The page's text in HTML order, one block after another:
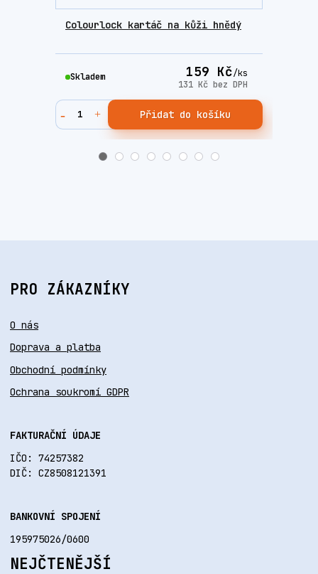
Colourlock kartáč na kůži hnědý
159 Kč/ks
131 Kč bez DPH
Skladem
Přidat do košíku
PRO ZÁKAZNÍKY
O nás
Doprava a platba
Obchodní podmínky
Ochrana soukromí GDPR
FAKTURAČNÍ ÚDAJE
IČO: 74257382
DIČ: CZ8508121391
BANKOVNÍ SPOJENÍ
195975026/0600
NEJČTENĚJŠÍ